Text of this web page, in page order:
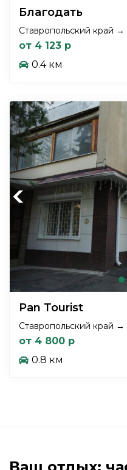
Благодать
Ставропольский край
от 4 123 р
0.4 км
Previous
Pan Tourist
Ставропольский край
от 4 800 р
0.8 км
Ваш отдых: